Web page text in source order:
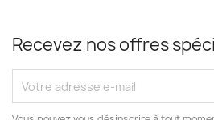
Recevez nos offres